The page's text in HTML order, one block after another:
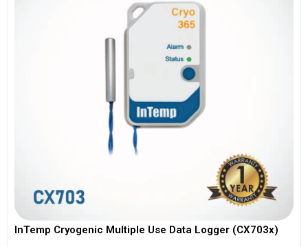
InTemp Cryogenic Multiple Use Data Logger (CX703x)